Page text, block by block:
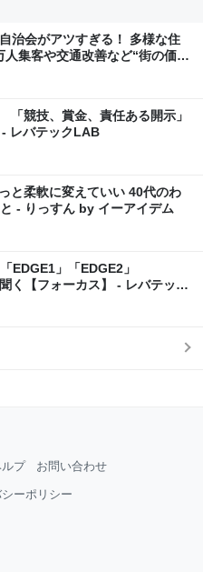
治会がアツすぎる！ 多様な住
集客や交通改善など“街の価値
競技、賞金、責任ある開示」
レバテックLAB
と柔軟に変えていい 40代のわ
- りっすん by イーアイデム
EDGE1」「EDGE2」
く【フォーカス】 - レバテック
プ お問い合わせ
ーポリシー